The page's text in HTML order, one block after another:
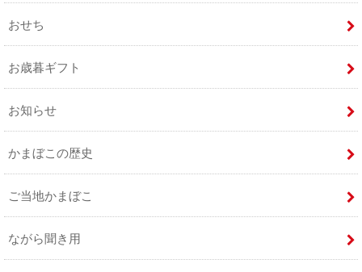
おせち
お歳暮ギフト
お知らせ
かまぼこの歴史
ご当地かまぼこ
ながら聞き用